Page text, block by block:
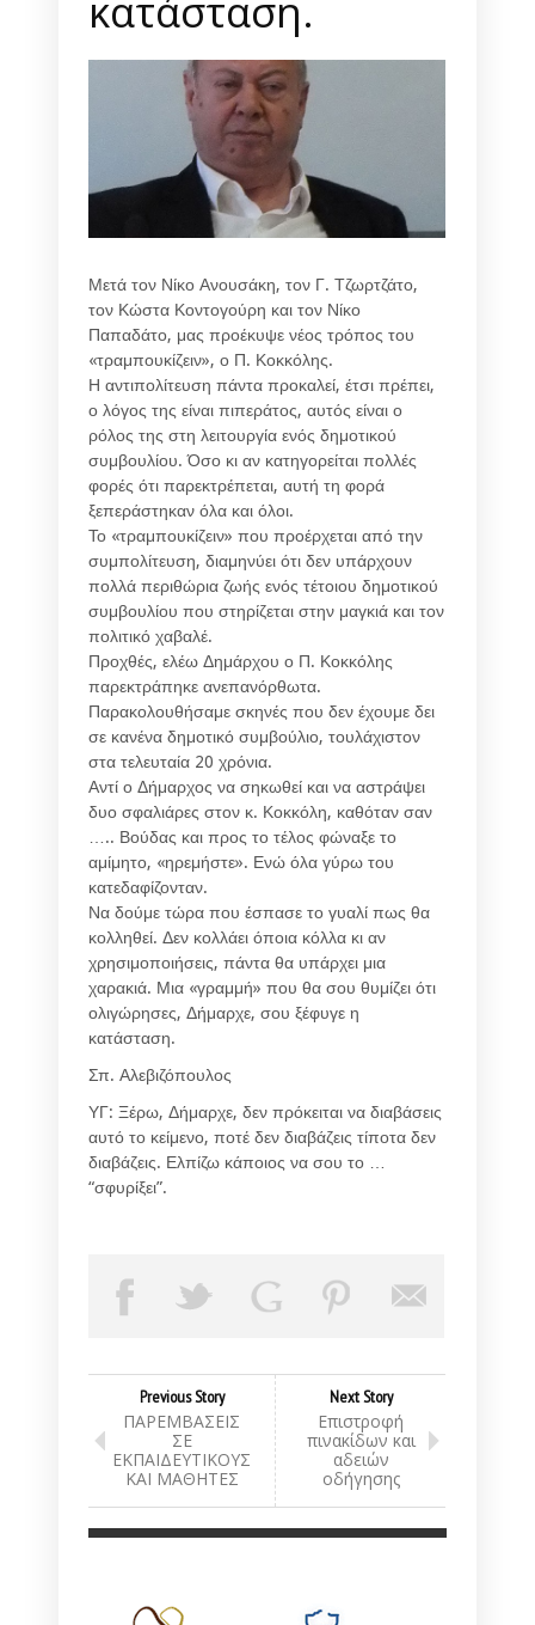
Μετά τον Νίκο Ανουσάκη, τον Γ. Τζωρτζάτο,
τον Κώστα Κοντογούρη και τον Νίκο
Παπαδάτο, μας προέκυψε νέος τρόπος του
«τραμπουκίζειν», ο Π. Κοκκόλης.
Η αντιπολίτευση πάντα προκαλεί, έτσι πρέπει,
ο λόγος της είναι πιπεράτος, αυτός είναι ο
ρόλος της στη λειτουργία ενός δημοτικού
συμβουλίου. Όσο κι αν κατηγορείται πολλές
φορές ότι παρεκτρέπεται, αυτή τη φορά
ξεπεράστηκαν όλα και όλοι.
Το «τραμπουκίζειν» που προέρχεται από την
συμπολίτευση, διαμηνύει ότι δεν υπάρχουν
πολλά περιθώρια ζωής ενός τέτοιου δημοτικού
συμβουλίου που στηρίζεται στην μαγκιά και τον
πολιτικό χαβαλέ.
Προχθές, ελέω Δημάρχου ο Π. Κοκκόλης
παρεκτράπηκε ανεπανόρθωτα.
Παρακολουθήσαμε σκηνές που δεν έχουμε δει
σε κανένα δημοτικό συμβούλιο, τουλάχιστον
στα τελευταία 20 χρόνια.
Αντί ο Δήμαρχος να σηκωθεί και να αστράψει
δυο σφαλιάρες στον κ. Κοκκόλη, καθόταν σαν
….. Βούδας και προς το τέλος φώναξε το
αμίμητο, «ηρεμήστε». Ενώ όλα γύρω του
κατεδαφίζονταν.
Να δούμε τώρα που έσπασε το γυαλί πως θα
κολληθεί. Δεν κολλάει όποια κόλλα κι αν
χρησιμοποιήσεις, πάντα θα υπάρχει μια
χαρακιά. Μια «γραμμή» που θα σου θυμίζει ότι
ολιγώρησες, Δήμαρχε, σου ξέφυγε η
κατάσταση.
Σπ. Αλεβιζόπουλος
ΥΓ: Ξέρω, Δήμαρχε, δεν πρόκειται να διαβάσεις
αυτό το κείμενο, ποτέ δεν διαβάζεις τίποτα δεν
διαβάζεις. Ελπίζω κάποιος να σου το …
“σφυρίξει”.
Previous Story
ΠΑΡΕΜΒΑΣΕΙΣ
ΣΕ
ΕΚΠΑΙΔΕΥΤΙΚΟΥΣ
ΚΑΙ ΜΑΘΗΤΕΣ
Next Story
Επιστροφή
πινακίδων και
αδειών
οδήγησης